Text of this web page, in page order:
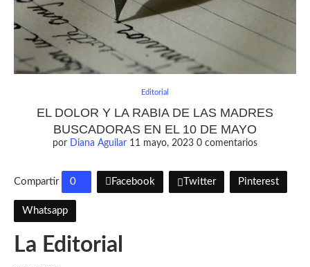
Editorial
EL DOLOR Y LA RABIA DE LAS MADRES
BUSCADORAS EN EL 10 DE MAYO
por Diana Aguilar 11 mayo, 2023 0 comentarios
Compartir 0 Facebook Twitter Pinterest
Whatsapp
La Editorial